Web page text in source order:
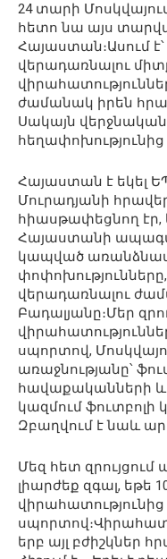
24 տարի
հետո նա այս
Հայաստան։Ասում է՝
վերադառնալու
ժամանակ իրեն
Սակայն վերջնական
հեղափոխությունից
Հայաստան է եկել
Մուրադյանի
հիասթափեցնող էր,
Հայաստանի
կապված
վերադառնալու
Բադալյանը։Մեր
սպորտով,
առաջնությանը՝
հավաքականների
կազմում ֆուտբոլի
Զբաղվում է նաև
Մեզ հետ զրույցում
լիարժեք զգալ, եթե
երբ այլ բժիշկներ